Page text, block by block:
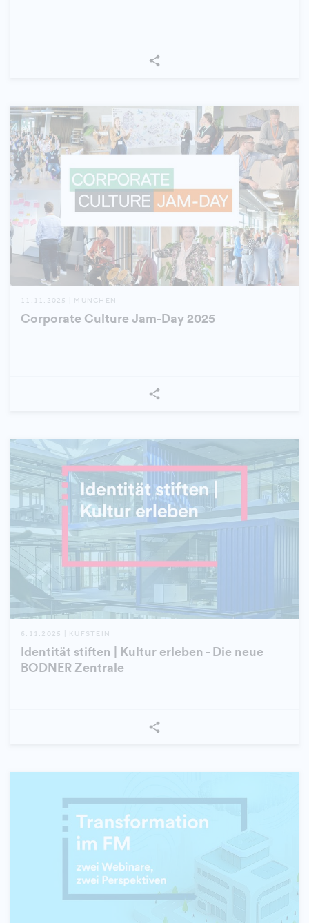
11.11.2025 | MÜNCHEN
Corporate Culture Jam-Day 2025
6.11.2025 | KUFSTEIN
Identität stiften | Kultur erleben - Die neue
BODNER Zentrale